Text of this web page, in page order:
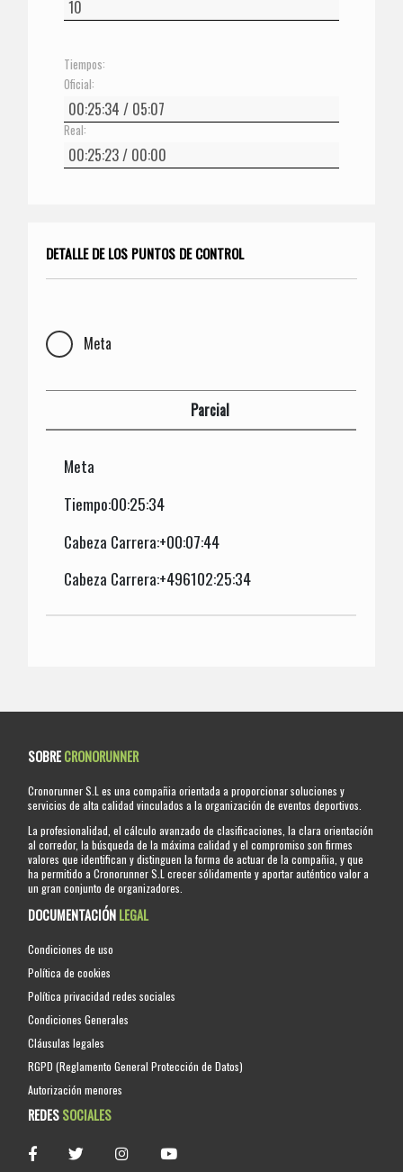
Tiempos:
Oficial:
Real:
DETALLE DE LOS PUNTOS DE CONTROL
Meta
Parcial
Meta
Tiempo:00:25:34
Cabeza Carrera:+00:07:44
Cabeza Carrera:+496102:25:34
SOBRECRONORUNNER
Cronorunner S.L es una compañia orientada a proporcionar soluciones y
servicios de alta calidad vinculados a la organización de eventos deportivos.
La profesionalidad, el cálculo avanzado de clasificaciones, la clara orientación
al corredor, la búsqueda de la máxima calidad y el compromiso son firmes
valores que identifican y distinguen la forma de actuar de la compañia, y que
ha permitido a Cronorunner S.L crecer sólidamente y aportar auténtico valor a
un gran conjunto de organizadores.
DOCUMENTACIÓNLEGAL
Condiciones de uso
Política de cookies
Política privacidad redes sociales
Condiciones Generales
Cláusulas legales
RGPD (Reglamento General Protección de Datos)
Autorización menores
REDESSOCIALES